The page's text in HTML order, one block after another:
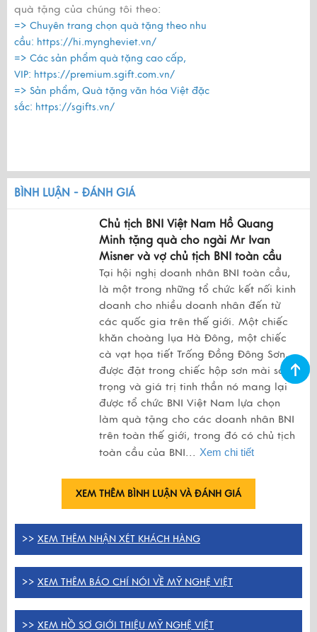
quà tặng của chúng tôi theo:
=> Chuyên trang chọn quà tặng theo nhu
cầu: https://hi.myngheviet.vn/
=> Các sản phẩm quà tặng cao cấp,
VIP: https://premium.sgift.com.vn/
=> Sản phẩm, Quà tặng văn hóa Việt đặc
sắc: https://sgifts.vn/
BÌNH LUẬN - ĐÁNH GIÁ
Chủ tịch BNI Việt Nam Hồ Quang
Minh tặng quà cho ngài Mr Ivan
Misner và vợ chủ tịch BNI toàn cầu
Tại hội nghị doanh nhân BNI toàn cầu,
là một trong những tổ chức kết nối kinh
doanh cho nhiều doanh nhân đến từ
các quốc gia trên thế giới. Một chiếc
khăn choàng lụa Hà Đông, một chiếc
cà vạt họa tiết Trống Đồng Đông Sơn,
được đặt trong chiếc hộp sơn mài sang
trọng và giá trị tinh thần nó mang lại
được tổ chức BNI Việt Nam lựa chọn
làm quà tặng cho các doanh nhân BNI
trên toàn thế giới, trong đó có chủ tịch
toàn cầu của BNI... Xem chi tiết
XEM THÊM BÌNH LUẬN VÀ ĐÁNH GIÁ
>> XEM THÊM NHẬN XÉT KHÁCH HÀNG
>> XEM THÊM BÁO CHÍ NÓI VỀ MỸ NGHỆ VIỆT
>> XEM HỒ SƠ GIỚI THIỆU MỸ NGHỆ VIỆT